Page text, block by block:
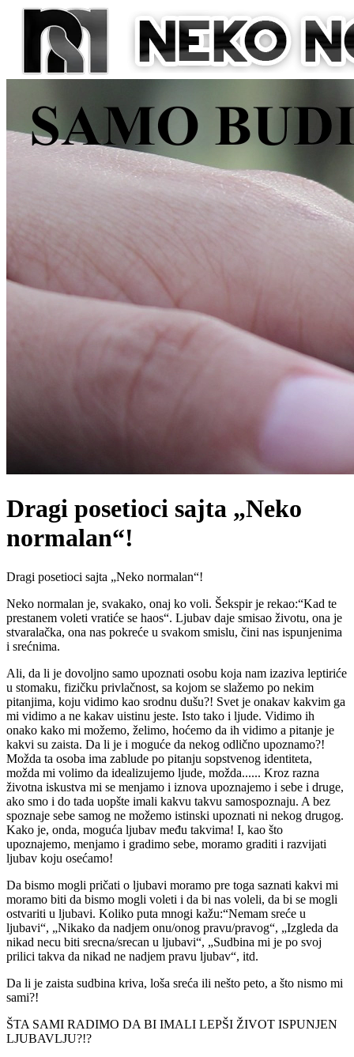
Dragi posetioci sajta „Neko
normalan“!
Dragi posetioci sajta „Neko normalan“!
Neko normalan je, svakako, onaj ko voli. Šekspir je rekao:“Kad te
prestanem voleti vratiće se haos“. Ljubav daje smisao životu, ona je
stvaralačka, ona nas pokreće u svakom smislu, čini nas ispunjenima
i srećnima.
Ali, da li je dovoljno samo upoznati osobu koja nam izaziva leptiriće
u stomaku, fizičku privlačnost, sa kojom se slažemo po nekim
pitanjima, koju vidimo kao srodnu dušu?! Svet je onakav kakvim ga
mi vidimo a ne kakav uistinu jeste. Isto tako i ljude. Vidimo ih
onako kako mi možemo, želimo, hoćemo da ih vidimo a pitanje je
kakvi su zaista. Da li je i moguće da nekog odlično upoznamo?!
Možda ta osoba ima zablude po pitanju sopstvenog identiteta,
možda mi volimo da idealizujemo ljude, možda...... Kroz razna
životna iskustva mi se menjamo i iznova upoznajemo i sebe i druge,
ako smo i do tada uopšte imali kakvu takvu samospoznaju. A bez
spoznaje sebe samog ne možemo istinski upoznati ni nekog drugog.
Kako je, onda, moguća ljubav među takvima! I, kao što
upoznajemo, menjamo i gradimo sebe, moramo graditi i razvijati
ljubav koju osećamo!
Da bismo mogli pričati o ljubavi moramo pre toga saznati kakvi mi
moramo biti da bismo mogli voleti i da bi nas voleli, da bi se mogli
ostvariti u ljubavi. Koliko puta mnogi kažu:“Nemam sreće u
ljubavi“, „Nikako da nadjem onu/onog pravu/pravog“, „Izgleda da
nikad necu biti srecna/srecan u ljubavi“, „Sudbina mi je po svoj
prilici takva da nikad ne nadjem pravu ljubav“, itd.
Da li je zaista sudbina kriva, loša sreća ili nešto peto, a što nismo mi
sami?!
ŠTA SAMI RADIMO DA BI IMALI LEPŠI ŽIVOT ISPUNJEN
LJUBAVLJU?!?